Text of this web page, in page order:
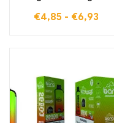
pre chladné chvíle s
€4,85 - €6,93